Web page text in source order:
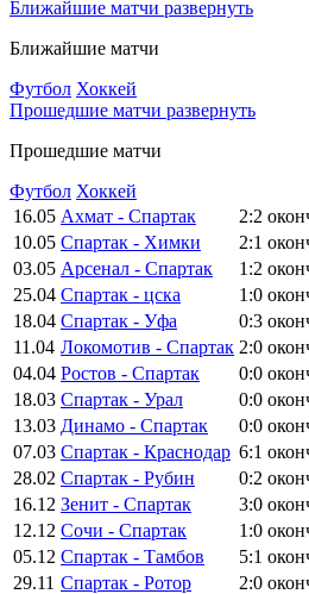
Ближайшие матчи развернуть
Ближайшие матчи
Футбол Хоккей
Прошедшие матчи развернуть
Прошедшие матчи
Футбол Хоккей
16.05 Ахмат - Спартак 2:2
10.05 Спартак - Химки 2:1
03.05 Арсенал - Спартак 1:2
25.04 Спартак - цска 1:0
18.04 Спартак - Уфа 0:3
11.04 Локомотив - Спартак 2:0
04.04 Ростов - Спартак 0:0
18.03 Спартак - Урал 0:0
13.03 Динамо - Спартак 0:0
07.03 Спартак - Краснодар 6:1
28.02 Спартак - Рубин 0:2
16.12 Зенит - Спартак 3:0
12.12 Сочи - Спартак 1:0
05.12 Спартак - Тамбов 5:1
29.11 Спартак - Ротор 2:0